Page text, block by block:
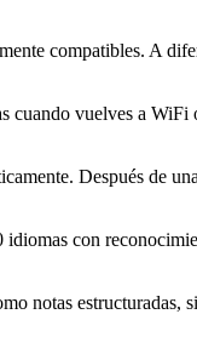
compatibles. A
cuando vuelves a
Después de
con
notas